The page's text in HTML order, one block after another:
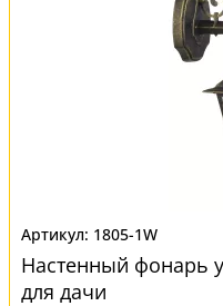
1805-1W
Настенный фонарь
для дачи